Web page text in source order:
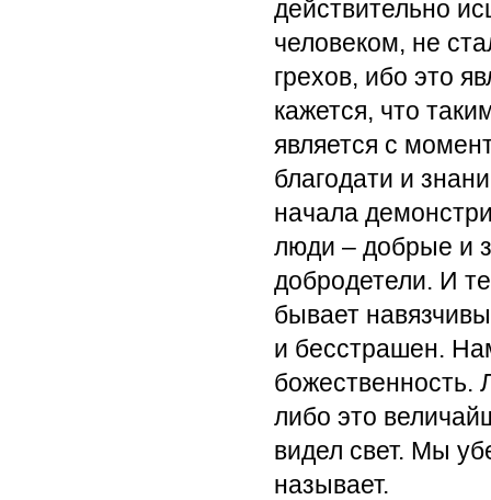
действительно
человеком, не
грехов, ибо это
кажется, что
является с
благодати и
начала
люди – добрые и
добродетели. И
бывает
и бесстрашен.
божественность.
либо это
видел свет. Мы
называет.